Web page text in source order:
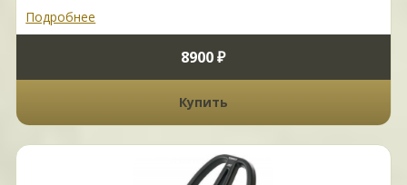
Подробнее
8900 ₽
Купить